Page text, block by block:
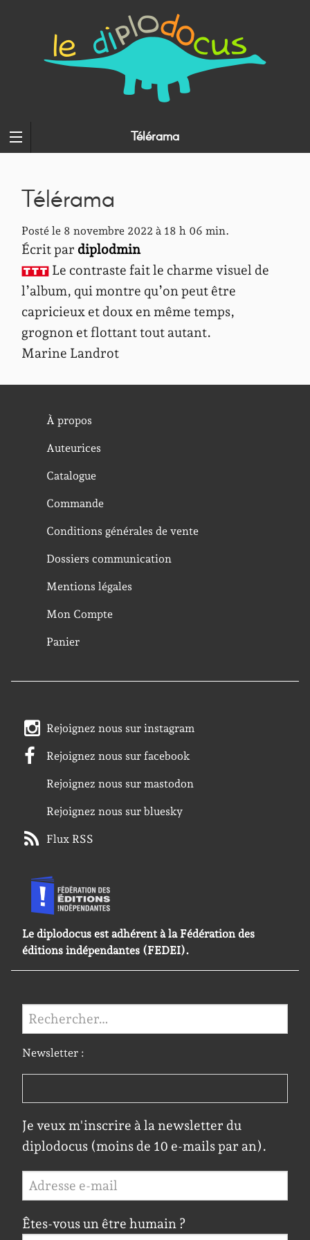
Télérama
Télérama
Posté le 8 novembre 2022 à 18 h 06 min.
Écrit par diplodmin
Le contraste fait le charme visuel de
l’album, qui montre qu’on peut être
capricieux et doux en même temps,
grognon et flottant tout autant.
Marine Landrot
À propos
Auteurices
Catalogue
Commande
Conditions générales de vente
Dossiers communication
Mentions légales
Mon Compte
Panier
Rejoignez nous sur instagram
Rejoignez nous sur facebook
Rejoignez nous sur mastodon
Rejoignez nous sur bluesky
Flux RSS
Le diplodocus est adhérent à la Fédération des
éditions indépendantes (FEDEI).
Rechercher :
Newsletter :
Je veux m'inscrire à la newsletter du
diplodocus (moins de 10 e-mails par an).
Êtes-vous un être humain ?